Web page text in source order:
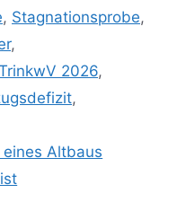
, Stagnationsprobe,
,
2026,
,
eines Altbaus